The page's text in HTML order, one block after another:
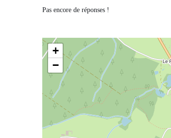
Pas encore de réponses !
+
−